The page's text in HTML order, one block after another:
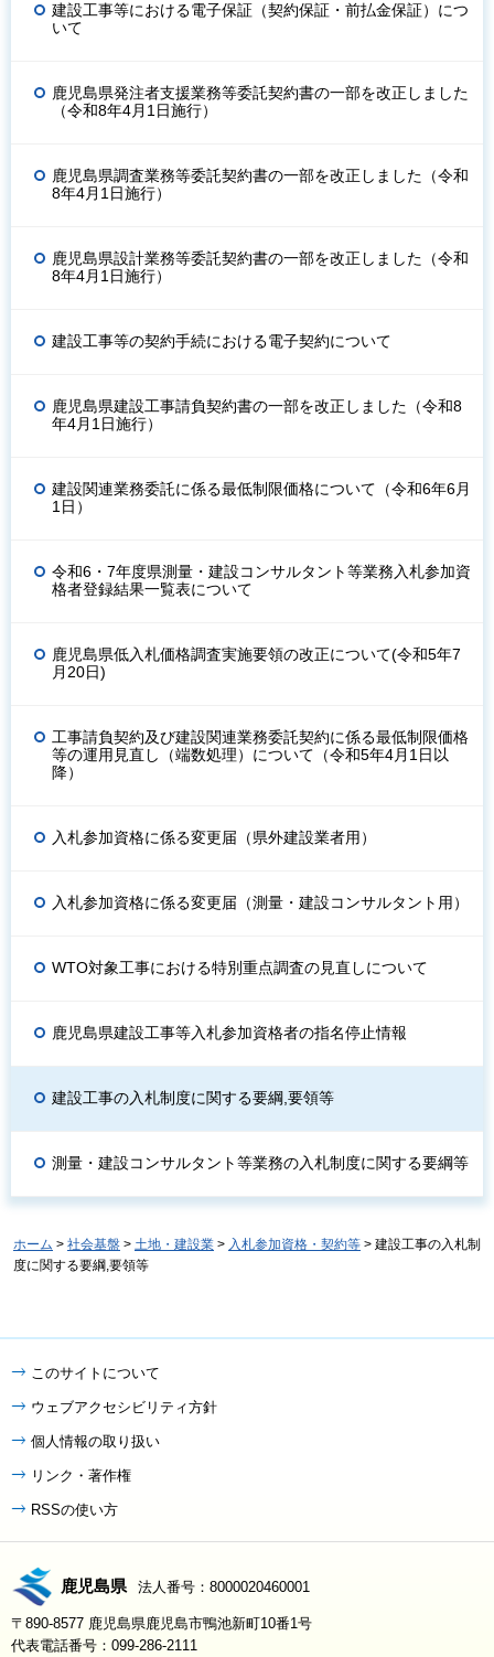
建設工事等における電子保証（契約保証・前払金保証）につ
いて
鹿児島県発注者支援業務等委託契約書の一部を改正しました
（令和8年4月1日施行）
鹿児島県調査業務等委託契約書の一部を改正しました（令和
8年4月1日施行）
鹿児島県設計業務等委託契約書の一部を改正しました（令和
8年4月1日施行）
建設工事等の契約手続における電子契約について
鹿児島県建設工事請負契約書の一部を改正しました（令和8
年4月1日施行）
建設関連業務委託に係る最低制限価格について（令和6年6月
1日）
令和6・7年度県測量・建設コンサルタント等業務入札参加資
格者登録結果一覧表について
鹿児島県低入札価格調査実施要領の改正について(令和5年7
月20日)
工事請負契約及び建設関連業務委託契約に係る最低制限価格
等の運用見直し（端数処理）について（令和5年4月1日以
降）
入札参加資格に係る変更届（県外建設業者用）
入札参加資格に係る変更届（測量・建設コンサルタント用）
WTO対象工事における特別重点調査の見直しについて
鹿児島県建設工事等入札参加資格者の指名停止情報
建設工事の入札制度に関する要綱,要領等
測量・建設コンサルタント等業務の入札制度に関する要綱等
ホーム > 社会基盤 > 土地・建設業 > 入札参加資格・契約等 > 建設工事の入札制
度に関する要綱,要領等
このサイトについて
ウェブアクセシビリティ方針
個人情報の取り扱い
リンク・著作権
RSSの使い方
鹿児島県 法人番号：8000020460001
〒890-8577 鹿児島県鹿児島市鴨池新町10番1号
代表電話番号：099-286-2111